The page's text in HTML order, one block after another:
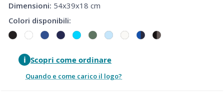
Dimensioni: 54x39x18 cm
Colori disponibili:
i Scopri come ordinare
Quando e come carico il logo?